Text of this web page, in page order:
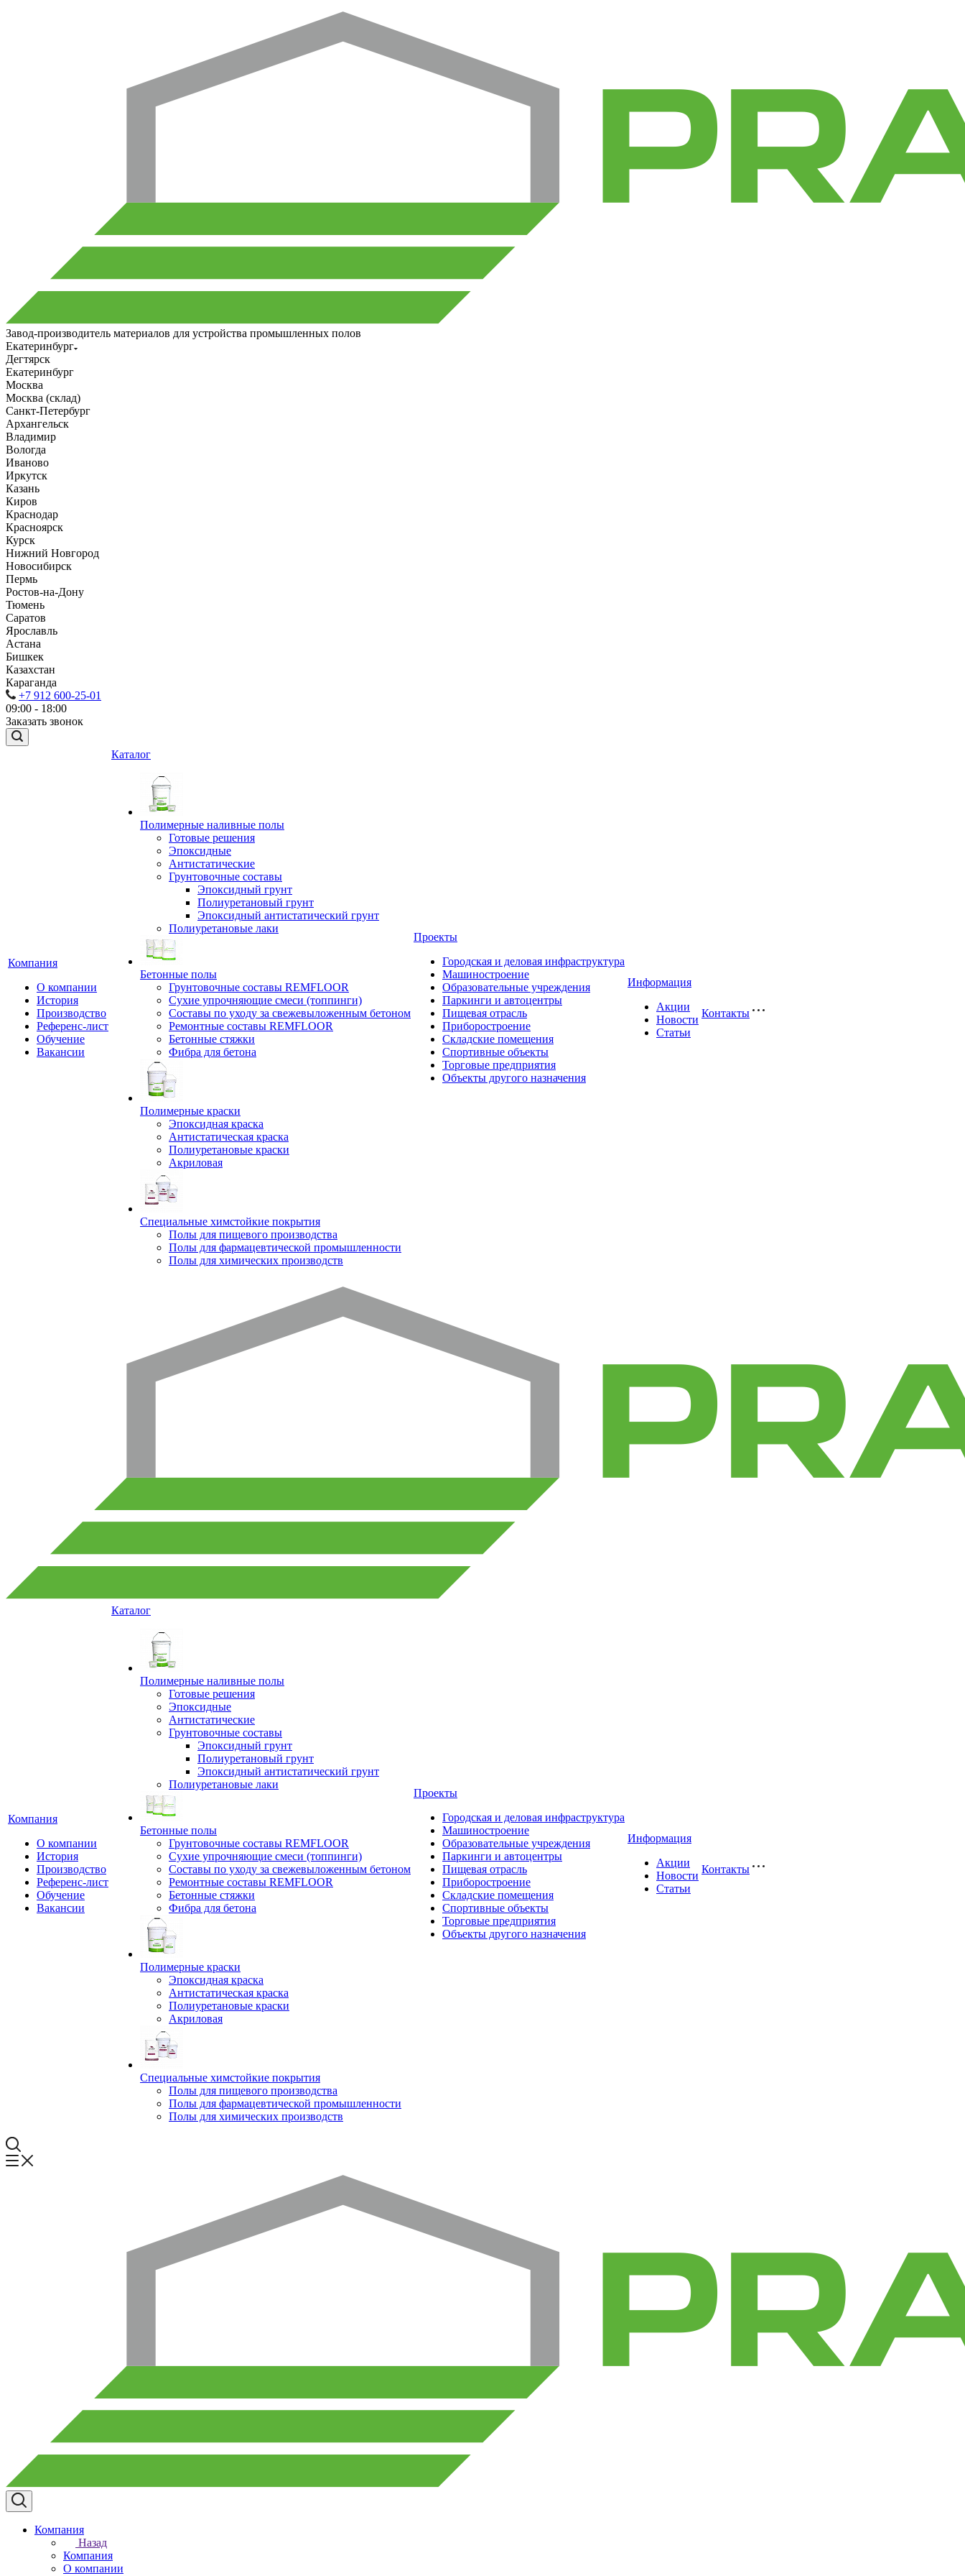
Завод-производитель материалов для устройства промышленных полов
Екатеринбург
Дегтярск
Екатеринбург
Москва
Москва (склад)
Санкт-Петербург
Архангельск
Владимир
Вологда
Иваново
Иркутск
Казань
Киров
Краснодар
Красноярск
Курск
Нижний Новгород
Новосибирск
Пермь
Ростов-на-Дону
Тюмень
Саратов
Ярославль
Астана
Бишкек
Казахстан
Караганда
+7 912 600-25-01
09:00 - 18:00
Заказать звонок
Компания
О компании
История
Производство
Референс-лист
Обучение
Вакансии
Каталог
Полимерные наливные полы
Готовые решения
Эпоксидные
Антистатические
Грунтовочные составы
Эпоксидный грунт
Полиуретановый грунт
Эпоксидный антистатический грунт
Полиуретановые лаки
Бетонные полы
Грунтовочные составы REMFLOOR
Сухие упрочняющие смеси (топпинги)
Составы по уходу за свежевыложенным бетоном
Ремонтные составы REMFLOOR
Бетонные стяжки
Фибра для бетона
Полимерные краски
Эпоксидная краска
Антистатическая краска
Полиуретановые краски
Акриловая
Специальные химстойкие покрытия
Полы для пищевого производства
Полы для фармацевтической промышленности
Полы для химических производств
Проекты
Городская и деловая инфраструктура
Машиностроение
Образовательные учреждения
Паркинги и автоцентры
Пищевая отрасль
Приборостроение
Складские помещения
Спортивные объекты
Торговые предприятия
Объекты другого назначения
Информация
Акции
Новости
Статьи
Контакты
Компания
О компании
История
Производство
Референс-лист
Обучение
Вакансии
Каталог
Полимерные наливные полы
Готовые решения
Эпоксидные
Антистатические
Грунтовочные составы
Эпоксидный грунт
Полиуретановый грунт
Эпоксидный антистатический грунт
Полиуретановые лаки
Бетонные полы
Грунтовочные составы REMFLOOR
Сухие упрочняющие смеси (топпинги)
Составы по уходу за свежевыложенным бетоном
Ремонтные составы REMFLOOR
Бетонные стяжки
Фибра для бетона
Полимерные краски
Эпоксидная краска
Антистатическая краска
Полиуретановые краски
Акриловая
Специальные химстойкие покрытия
Полы для пищевого производства
Полы для фармацевтической промышленности
Полы для химических производств
Проекты
Городская и деловая инфраструктура
Машиностроение
Образовательные учреждения
Паркинги и автоцентры
Пищевая отрасль
Приборостроение
Складские помещения
Спортивные объекты
Торговые предприятия
Объекты другого назначения
Информация
Акции
Новости
Статьи
Контакты
Компания
Назад
Компания
О компании